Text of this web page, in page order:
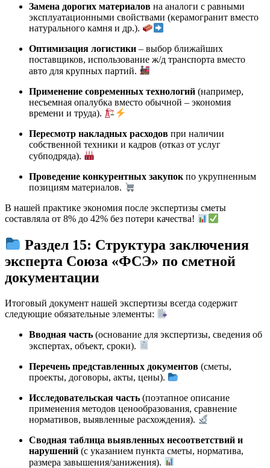
Замена дорогих материалов на аналоги с равными
эксплуатационными свойствами (керамогранит вместо
натурального камня и др.).
Оптимизация логистики – выбор ближайших
поставщиков, использование ж/д транспорта вместо
авто для крупных партий.
Применение современных технологий (например,
несъемная опалубка вместо обычной – экономия
времени и труда).
Пересмотр накладных расходов при наличии
собственной техники и кадров (отказ от услуг
субподряда).
Проведение конкурентных закупок по укрупненным
позициям материалов.
В нашей практике экономия после экспертизы сметы
составляла от 8% до 42% без потери качества!
Раздел 15: Структура заключения
эксперта Союза «ФСЭ» по сметной
документации
Итоговый документ нашей экспертизы всегда содержит
следующие обязательные элементы:
Вводная часть (основание для экспертизы, сведения об
экспертах, объект, сроки).
Перечень представленных документов (сметы,
проекты, договоры, акты, цены).
Исследовательская часть (поэтапное описание
применения методов ценообразования, сравнение
нормативов, выявленные расхождения).
Сводная таблица выявленных несоответствий и
нарушений (с указанием пункта сметы, норматива,
размера завышения/занижения).